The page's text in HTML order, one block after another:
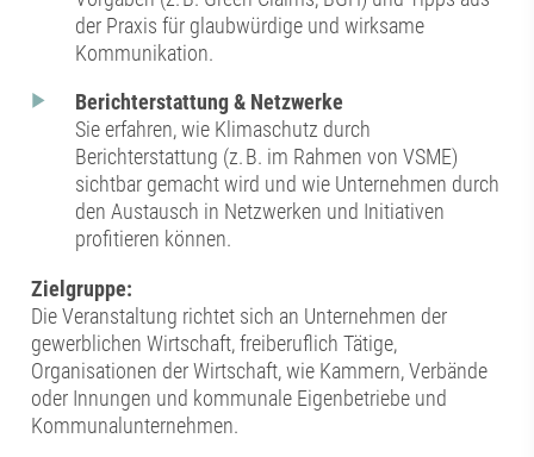
der Praxis für glaubwürdige und wirksame
Kommunikation.
Berichterstattung & Netzwerke
Sie erfahren, wie Klimaschutz durch
Berichterstattung (z. B. im Rahmen von VSME)
sichtbar gemacht wird und wie Unternehmen durch
den Austausch in Netzwerken und Initiativen
profitieren können.
Zielgruppe:
Die Veranstaltung richtet sich an Unternehmen der
gewerblichen Wirtschaft, freiberuflich Tätige,
Organisationen der Wirtschaft, wie Kammern, Verbände
oder Innungen und kommunale Eigenbetriebe und
Kommunalunternehmen.